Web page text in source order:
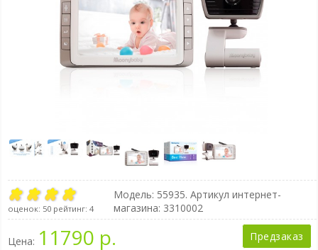
оценок: 50рейтинг: 4
Модель: 55935. Артикул интернет-
магазина: 3310002
Цена: 11790 р. Предзаказ